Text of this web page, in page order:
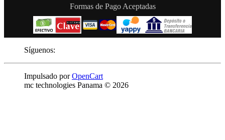
Formas de Pago Aceptadas
Síguenos:
Impulsado porOpenCart
mc technologies Panama © 2026